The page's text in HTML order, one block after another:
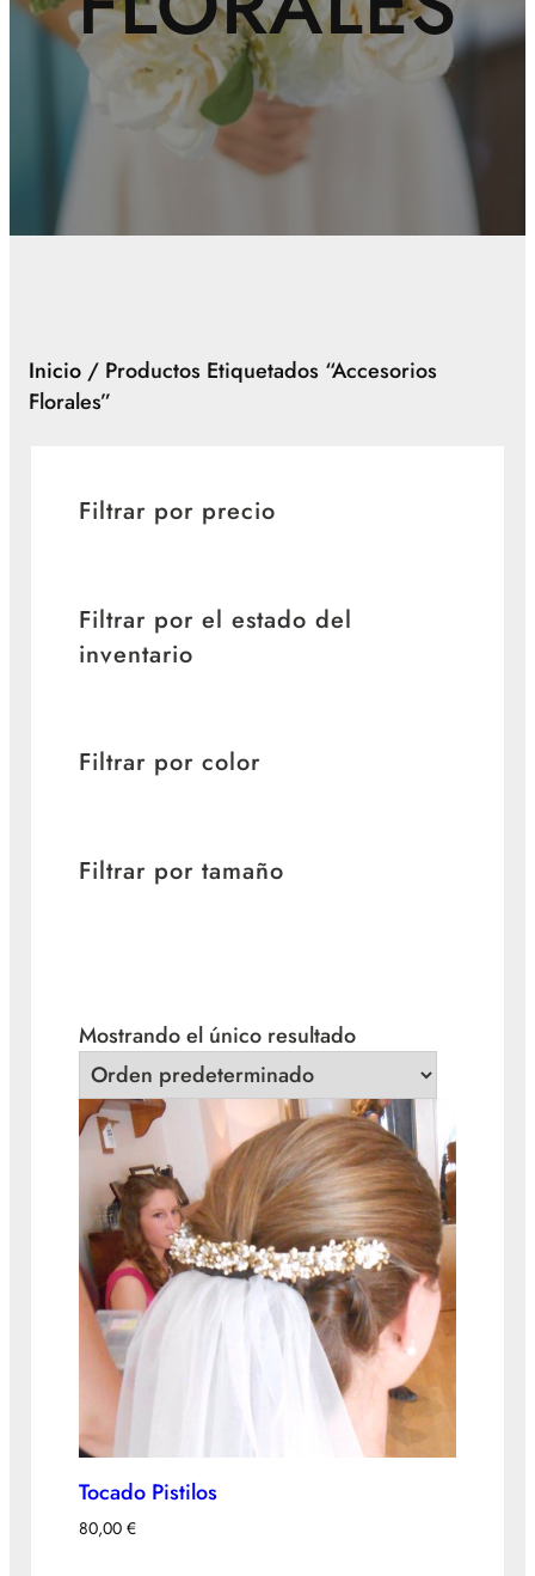
Inicio/ Productos Etiquetados “accesorios
Florales”
Filtrar por precio
Filtrar por el estado del
inventario
Filtrar por color
Filtrar por tamaño
Mostrando el único resultado
Tocado Pistilos
80,00 €